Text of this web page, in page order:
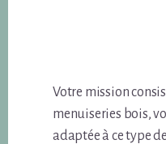
Votre mission
menuiseries bois,
adaptée à ce type